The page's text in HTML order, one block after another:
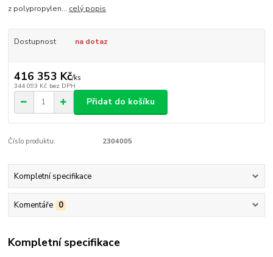
z polypropylen... celý popis
Dostupnost na dotaz
416 353 Kč/ks
344 093 Kč bez DPH
Přidat do košíku
Číslo produktu: 2304005
Kompletní specifikace
Komentáře 0
Kompletní specifikace